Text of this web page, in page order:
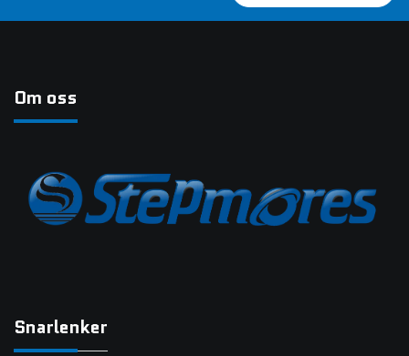
Om oss
Snarlenker